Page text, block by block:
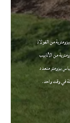
من الفولاذ
من الأنابيب
بيزومتر متعدد